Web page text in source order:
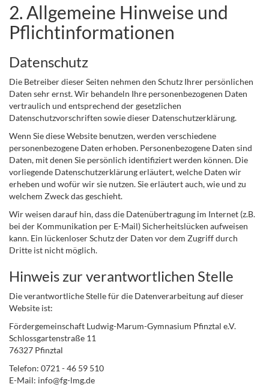
2. Allgemeine Hinweise und
Pflichtinformationen
Datenschutz
Die Betreiber dieser Seiten nehmen den Schutz Ihrer persönlichen
Daten sehr ernst. Wir behandeln Ihre personenbezogenen Daten
vertraulich und entsprechend der gesetzlichen
Datenschutzvorschriften sowie dieser Datenschutzerklärung.
Wenn Sie diese Website benutzen, werden verschiedene
personenbezogene Daten erhoben. Personenbezogene Daten sind
Daten, mit denen Sie persönlich identifiziert werden können. Die
vorliegende Datenschutzerklärung erläutert, welche Daten wir
erheben und wofür wir sie nutzen. Sie erläutert auch, wie und zu
welchem Zweck das geschieht.
Wir weisen darauf hin, dass die Datenübertragung im Internet (z.B.
bei der Kommunikation per E-Mail) Sicherheitslücken aufweisen
kann. Ein lückenloser Schutz der Daten vor dem Zugriff durch
Dritte ist nicht möglich.
Hinweis zur verantwortlichen Stelle
Die verantwortliche Stelle für die Datenverarbeitung auf dieser
Website ist:
Fördergemeinschaft Ludwig-Marum-Gymnasium Pfinztal e.V.
Schlossgartenstraße 11
76327 Pfinztal
Telefon: 0721 - 46 59 510
E-Mail: info@fg-lmg.de